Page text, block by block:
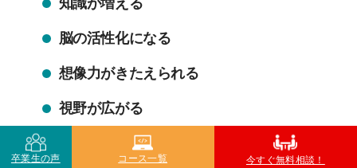
脳の活性化になる
想像力がきたえられる
視野が広がる
考える力が身につく
卒業生の声 コース一覧 今すぐ無料相談！